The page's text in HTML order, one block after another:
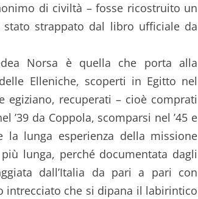
di civiltà – fosse ricostruito un
strappato dal libro ufficiale da
Norsa è quella che porta alla
Elleniche, scoperti in Egitto nel
recuperati – cioè comprati
da Coppola, scomparsi nel ’45 e
lunga esperienza della missione
lunga, perché documentata dagli
dall’Italia da pari a pari con
intrecciato che si dipana il labirintico